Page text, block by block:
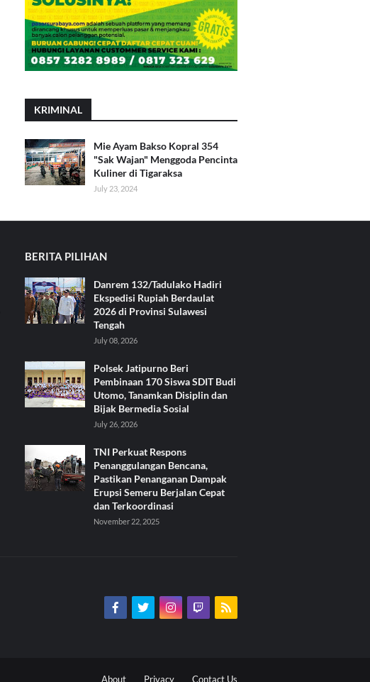
KRIMINAL
Mie Ayam Bakso Kopral 354
"Sak Wajan" Menggoda Pencinta
Kuliner di Tigaraksa
July 23, 2024
BERITA PILIHAN
Danrem 132/Tadulako Hadiri
Ekspedisi Rupiah Berdaulat
2026 di Provinsi Sulawesi
Tengah
July 08, 2026
Polsek Jatipurno Beri
Pembinaan 170 Siswa SDIT Budi
Utomo, Tanamkan Disiplin dan
Bijak Bermedia Sosial
July 26, 2026
TNI Perkuat Respons
Penanggulangan Bencana,
Pastikan Penanganan Dampak
Erupsi Semeru Berjalan Cepat
dan Terkoordinasi
November 22, 2025
About Privacy Contact Us